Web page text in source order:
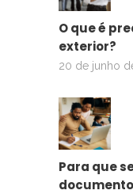
O que é
exterior?
20 de junho
Para que